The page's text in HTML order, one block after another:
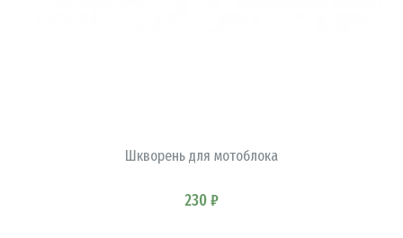
Шкворень для мотоблока
230 ₽
В КОРЗИНУ